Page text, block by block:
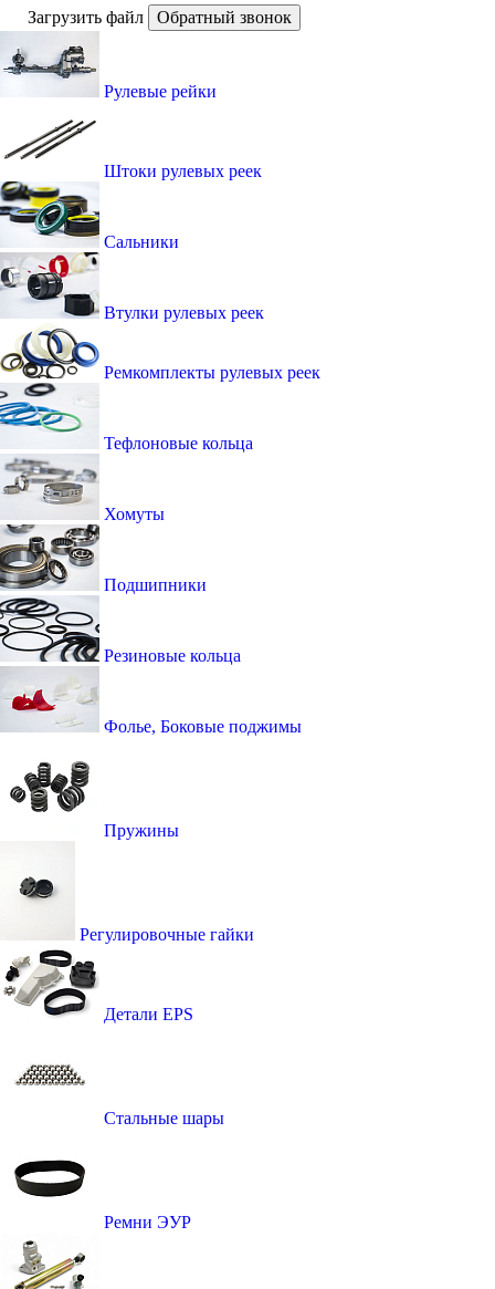
Загрузить файл
Обратный звонок
Рулевые рейки
Штоки рулевых реек
Сальники
Втулки рулевых реек
Ремкомплекты рулевых реек
Тефлоновые кольца
Хомуты
Подшипники
Резиновые кольца
Фолье, Боковые поджимы
Пружины
Регулировочные гайки
Детали EPS
Стальные шары
Ремни ЭУР